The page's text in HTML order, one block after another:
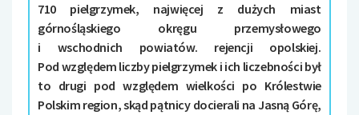
710 pielgrzymek, najwięcej z dużych miast
górnośląskiego okręgu przemysłowego
i wschodnich powiatów. rejencji opolskiej.
Pod względem liczby pielgrzymek i ich liczebności był
to drugi pod względem wielkości po Królestwie
Polskim region, skąd pątnicy docierali na Jasną Górę,